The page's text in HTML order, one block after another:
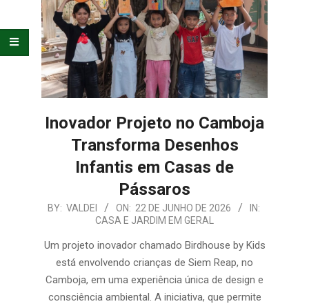
ORGANIZAÇÃO
Inovador Projeto no Camboja
Transforma Desenhos
Infantis em Casas de
Pássaros
2026-
22
BY: VALDEI ON: 22 DE JUNHO DE 2026
IN:
CASA E JARDIM EM GERAL
Um projeto inovador chamado Birdhouse by Kids
está envolvendo crianças de Siem Reap, no
Camboja, em uma experiência única de design e
consciência ambiental. A iniciativa, que permite